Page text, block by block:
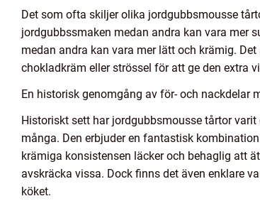
Det som ofta skiljer olika jordgubbsmousse
jordgubbssmaken medan andra kan vara mer
medan andra kan vara mer lätt och krämig.
chokladkräm eller strössel för att ge den extra
En historisk genomgång av för- och nackdelar
Historiskt sett har jordgubbsmousse tårtor
många. Den erbjuder en fantastisk
krämiga konsistensen läcker och behaglig att
avskräcka vissa. Dock finns det även enklare
köket.